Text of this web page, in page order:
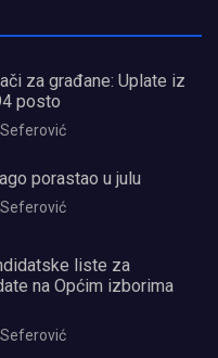
za građane: Uplate iz
posto
porastao u julu
liste za
na Općim izborima